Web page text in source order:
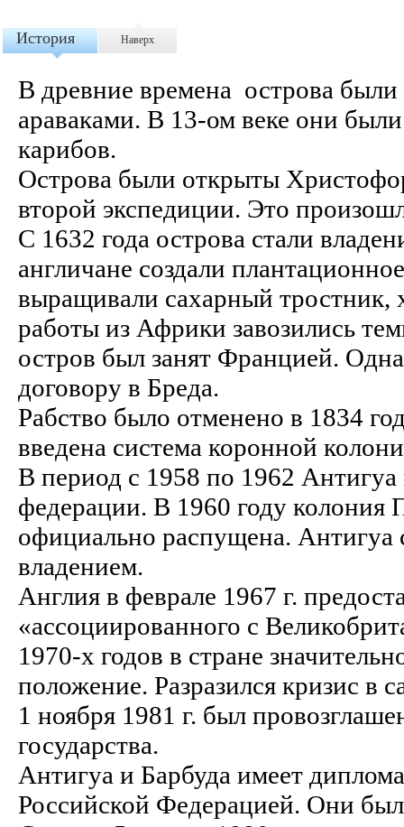
История Наверх
В древние времена острова
араваками. В 13-ом веке они
карибов.
Острова были открыты
второй экспедиции. Это
С 1632 года острова стали
англичане создали
выращивали сахарный тростник,
работы из Африки завозились
остров был занят Францией.
договору в Бреда.
Рабство было отменено в 1834
введена система коронной
В период с 1958 по 1962
федерации. В 1960 году колония
официально распущена. Антигуа
владением.
Англия в феврале 1967 г.
«ассоциированного с
1970-х годов в стране
положение. Разразился кризис в
1 ноября 1981 г. был
государства.
Антигуа и Барбуда имеет
Российской Федерацией. Они